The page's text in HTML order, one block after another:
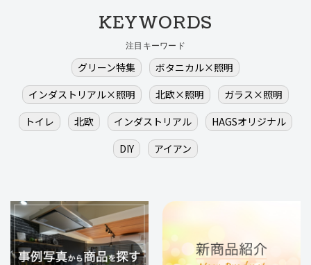
KEYWORDS
注目キーワード
グリーン特集
ボタニカル×照明
インダストリアル×照明
北欧×照明
ガラス×照明
トイレ
北欧 インダストリアル
HAGSオリジナル
DIY
アイアン